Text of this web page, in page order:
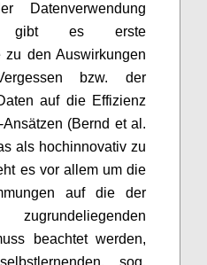
Datenverwendung
gibt es erste
zu den Auswirkungen
bzw. der
auf die Effizienz
(Bernd et al.
als hochinnovativ zu
es vor allem um die
auf die der
beachtet werden,
sog.